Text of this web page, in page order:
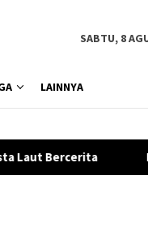
SABTU, 8
LAINNYA
Dangdut Jadi Napas